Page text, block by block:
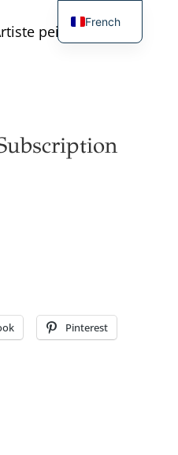
peintre
Pinterest
French
English